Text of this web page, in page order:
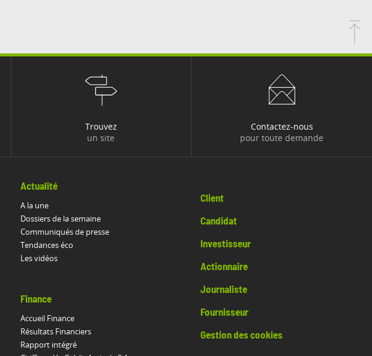
Trouvez
un site
Contactez-nous
pour toute demande
Actualité
A la une
Dossiers de la semaine
Communiqués de presse
Tendances éco
Les vidéos
Finance
Accueil Finance
Résultats Financiers
Rapport intégré
Client
Candidat
Investisseur
Actionnaire
Journaliste
Fournisseur
Gestion des cookies